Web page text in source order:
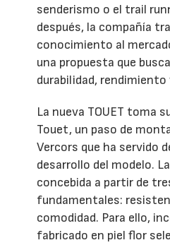
senderismo o el trail
después, la compañía
conocimiento al
una propuesta que
durabilidad,
La nueva TOUET toma
Touet, un paso de
Vercors que ha servido
desarrollo del modelo.
concebida a partir de
fundamentales:
comodidad. Para ello,
fabricado en piel flor